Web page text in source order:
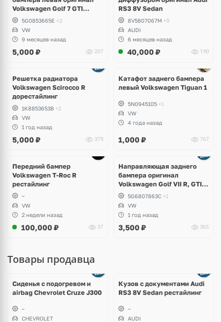
Volkswagen Golf 7 GTI
дорест
5G0853665E +2
VW
9 месяцев назад
5,000 ₽ 207
RS3 8V Sedan
8V5807067M +9
AUDI
6 месяцев назад
40,000 ₽ 190
Решетка радиатора
Volkswagen Scirocco R
дорестайлинг
1K8853653B +2
VW
1 год назад
5,000 ₽ 379
Катафот заднего бампера
левый Volkswagen Tiguan 1
5N0945105 +1
VW
4 года назад
1,000 ₽ 767
Передний бампер
Volkswagen T-Roc R
рестайлинг
~
VW
2 недели назад
100,000 ₽ 37
Направляющая заднего
бампера оригинал
Volkswagen Golf VII R, GTI,
e-Golf5G6807863C +1
VW
1 год назад
3,500 ₽ 365
Товары продавца
Сиденья с подогревом и
airbag Chevrolet Cruze J300
~
CHEVROLET
Кузов с документами Audi
RS3 8V Sedan рестайлинг
~
AUDI